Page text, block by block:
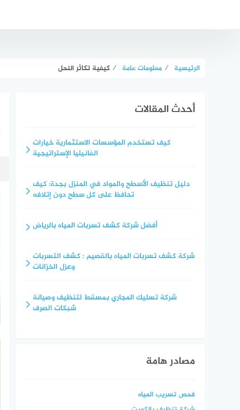
الرئيسية ⁄ معلومات عامة ⁄ كيفية تكاثر النحل
أحدث المقالات
كيف تستخدم المؤسسات الاستثمارية خيارات
الفانيليا الإستراتيجية
دليل تنظيف الأسطح والمواد في المنزل بجدة: كيف
تحافظ على كل سطح دون إتلافه
أفضل شركة كشف تسربات المياه بالرياض
شركة كشف تسربات المياه بالقصيم : كشف التسربات
وعزل الخزانات
شركة تسليك المجاري بمسقط لتنظيف وصيانة
شبكات الصرف
مصادر هامة
فحص تسريب المياه